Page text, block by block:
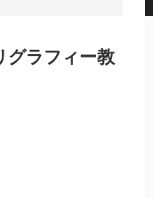
グラフィー教